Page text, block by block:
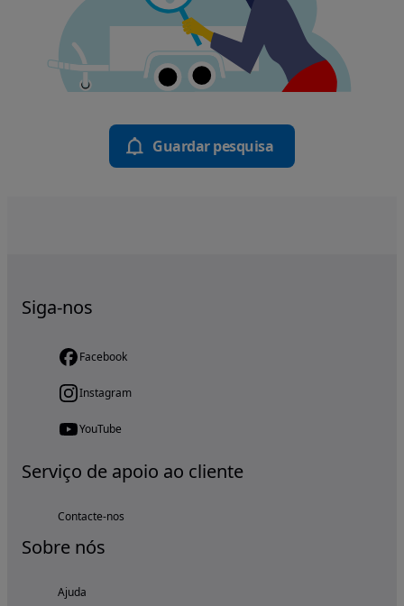
Guardar pesquisa
Siga-nos
Facebook
Instagram
YouTube
Serviço de apoio ao cliente
Contacte-nos
Sobre nós
Ajuda